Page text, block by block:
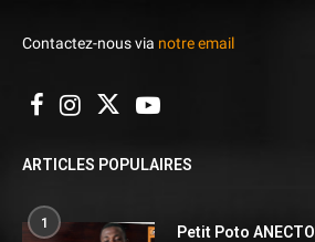
Contactez-nous via notre email
ARTICLES POPULAIRES
1
Petit Poto